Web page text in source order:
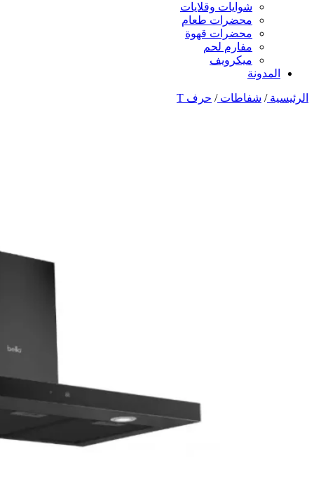
شوايات وقلايات
محضرات طعام
محضرات قهوة
مفارم لحم
ميكرويف
المدونة
الرئيسية/ شفاطات/ حرف T